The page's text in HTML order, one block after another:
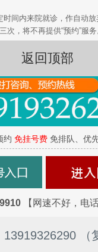
时间内来院就诊，作自动
次，将不再提供“预约”服务
返回顶部
约 免挂号费 免排队、优
【网速不好，电
（